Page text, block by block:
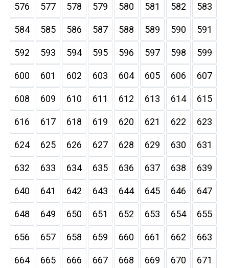
576 577 578 579 580 581 582 583
584 585 586 587 588 589 590 591
592 593 594 595 596 597 598 599
600 601 602 603 604 605 606 607
608 609 610 611 612 613 614 615
616 617 618 619 620 621 622 623
624 625 626 627 628 629 630 631
632 633 634 635 636 637 638 639
640 641 642 643 644 645 646 647
648 649 650 651 652 653 654 655
656 657 658 659 660 661 662 663
664 665 666 667 668 669 670 671